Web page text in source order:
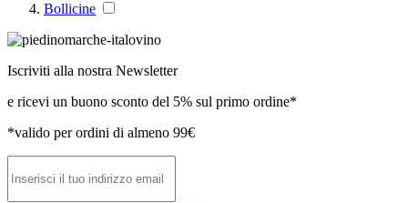
Bollicine
Iscriviti alla nostra Newsletter
e ricevi un buono sconto del 5% sul primo ordine*
*valido per ordini di almeno 99€